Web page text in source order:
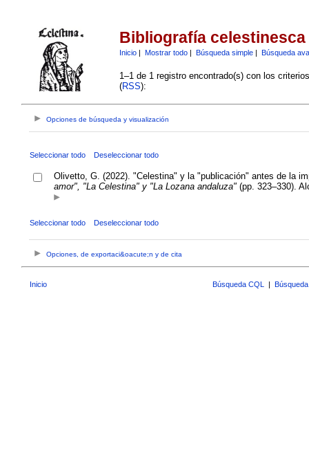
Bibliografía celestinesca
Inicio| Mostrar todo| Búsqueda simple| Búsqueda
1–1 de 1 registro encontrado(s) con los
(RSS):
Opciones de búsqueda y visualización
Seleccionar todo Deseleccionar todo
Olivetto, G. (2022). "Celestina" y la "publicación" antes de la
amor", "La Celestina" y "La Lozana andaluza"(pp. 323–330).
Seleccionar todo Deseleccionar todo
Opciones, de exportaci&oacute;n y de cita
Inicio Búsqueda CQL |